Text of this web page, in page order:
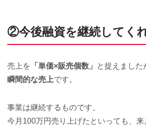
②今後融資を継続してく
売上を 「単価×販売個数」
と捉えました
瞬間的な売上です。
事業は継続するものです。
今月100万円売り上げたといっても、来